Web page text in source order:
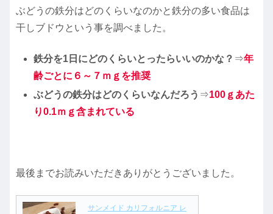
ぶどうの鉄分はどのくらいなのかと鉄分の多い食品は
干しブドウという事を調べました。
鉄分を1日にどのくらいとったらいいのかな？ ⇒年
齢ごとに６～７ｍｇを推奨
ぶどうの鉄分はどのくらいなんだろう ⇒100ｇあた
り0.1ｍｇ含まれている
最後までお読みいただきありがとうございました。
サンメイド カリフォルニア レ